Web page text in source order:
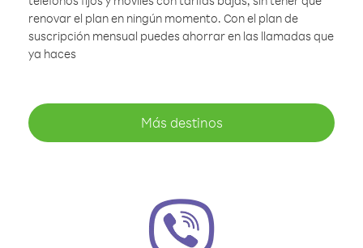
renovar el plan en ningún momento. Con el plan de
suscripción mensual puedes ahorrar en las llamadas que
ya haces
Más destinos